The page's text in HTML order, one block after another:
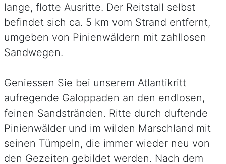
lange, flotte Ausritte. Der Reitstall selbst
befindet sich ca. 5 km vom Strand entfernt,
umgeben von Pinienwäldern mit zahllosen
Sandwegen.
Geniessen Sie bei unserem Atlantikritt
aufregende Galoppaden an den endlosen,
feinen Sandstränden. Ritte durch duftende
Pinienwälder und im wilden Marschland mit
seinen Tümpeln, die immer wieder neu von
den Gezeiten gebildet werden. Nach dem